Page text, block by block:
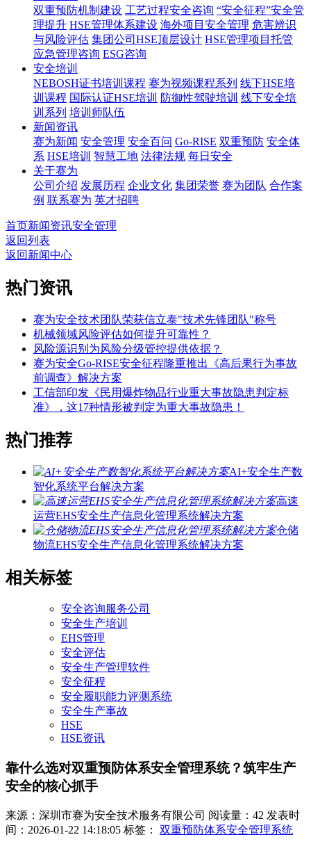
双重预防机制建设 工艺过程安全咨询 “安全征程”安全管
理提升 HSE管理体系建设 海外项目安全管理 危害辨识
与风险评估 集团公司HSE顶层设计 HSE管理项目托管
应急管理咨询 ESG咨询
安全培训
NEBOSH证书培训课程 赛为视频课程系列 线下HSE培
训课程 国际认证HSE培训 防御性驾驶培训 线下安全培
训系列 培训师队伍
新闻资讯
赛为新闻 安全管理 安全百问 Go-RISE 双重预防 安全体
系 HSE培训 智慧工地 法律法规 每日安全
关于赛为
公司介绍 发展历程 企业文化 集团荣誉 赛为团队 合作案
例 联系赛为 英才招聘
首页新闻资讯安全管理
返回列表
返回新闻中心
热门资讯
赛为安全技术团队荣获信立泰"技术先锋团队"称号
机械领域风险评估如何提升可靠性？
风险源识别为风险分级管控提供依据？
赛为安全Go-RISE安全征程隆重推出《高后果行为事故
前调查》解决方案
工信部印发《民用爆炸物品行业重大事故隐患判定标
准》，这17种情形被判定为重大事故隐患！
热门推荐
AI+安全生产数
智化系统平台解决方案
高速
运营EHS安全生产信息化管理系统解决方案
仓储
物流EHS安全生产信息化管理系统解决方案
相关标签
安全咨询服务公司
安全生产培训
EHS管理
安全评估
安全生产管理软件
安全征程
安全履职能力评测系统
安全生产事故
HSE
HSE资讯
靠什么选对双重预防体系安全管理系统？筑牢生产
安全的核心抓手
来源：深圳市赛为安全技术服务有限公司 阅读量：42 发表时
间：2026-01-22 14:18:05 标签： 双重预防体系安全管理系统